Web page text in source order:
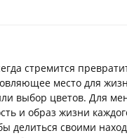
стремится
место для
выбор цветов. Для
и образ жизни
делиться своими